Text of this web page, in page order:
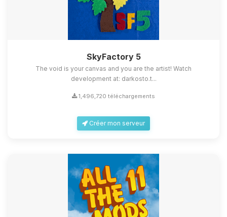
SkyFactory 5
The void is your canvas and you are the artist! Watch
development at: darkosto.t...
1,496,720 téléchargements
Créer mon serveur